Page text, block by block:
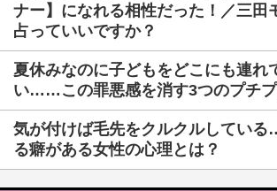
ナー】になれる相性だった！／三田
占っていいですか？
夏休みなのに子どもをどこにも連れ
い……この罪悪感を消す3つのプチプ
気が付けば毛先をクルクルしてい
る癖がある女性の心理とは？